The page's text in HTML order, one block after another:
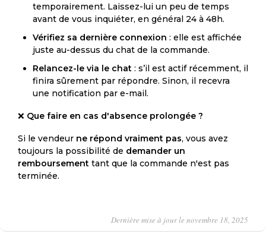
temporairement. Laissez-lui un peu de temps
avant de vous inquiéter, en général 24 à 48h.
Vérifiez sa dernière connexion : elle est affichée
juste au-dessus du chat de la commande.
Relancez-le via le chat : s’il est actif récemment, il
finira sûrement par répondre. Sinon, il recevra
une notification par e-mail.
❌ Que faire en cas d'absence prolongée ?
Si le vendeur ne répond vraiment pas, vous avez
toujours la possibilité de demander un
remboursement tant que la commande n'est pas
terminée.
Dernière mise à jour le novembre 18, 2025